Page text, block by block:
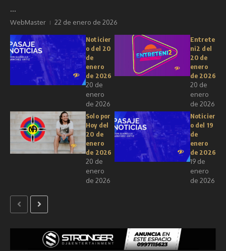
...
WebMaster 22 de enero de 2026
Noticier
o del 20
de
enero
de 2026
20 de
enero
de 2026
Entrete
ni2 del
20 de
enero
de 2026
20 de
enero
de 2026
Solo por
Hoy del
20 de
enero
de 2026
20 de
enero
de 2026
Noticier
o del 19
de
enero
de 2026
19 de
enero
de 2026